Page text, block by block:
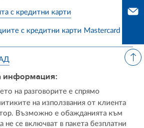
с кредитни карти
с кредитни карти Mastercard и
информация:
на разговорите е спрямо
на използвания от клиента
Възможно е обажданията към
не се включват в пакета безплатни